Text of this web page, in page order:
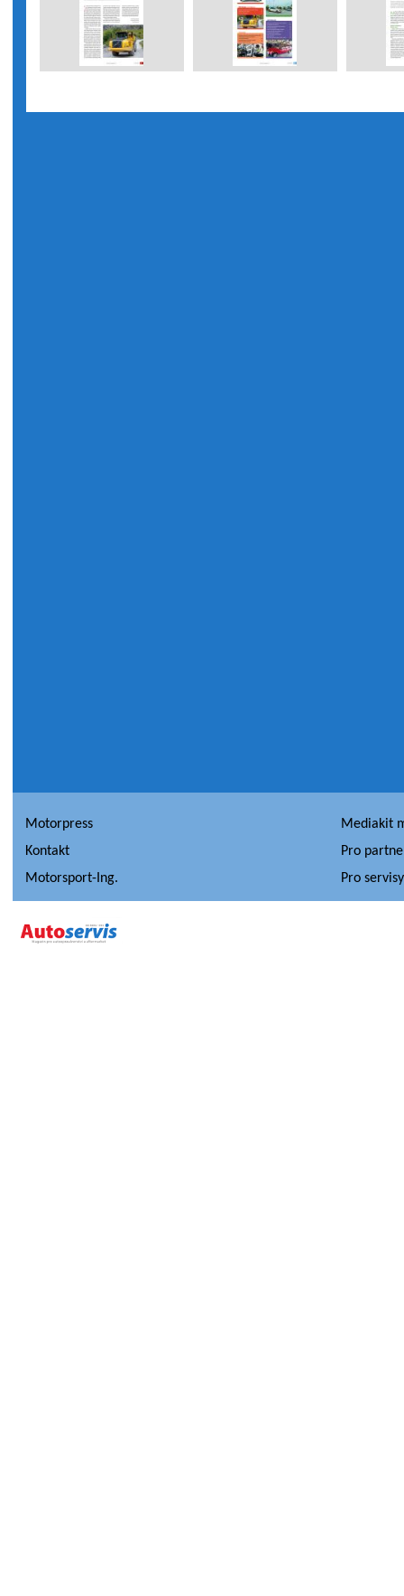
Motorpress
Mediakit
Kontakt
Pro
Motorsport-Ing.
Pro servisy